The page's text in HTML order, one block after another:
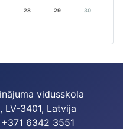
28 29 30
vidusskola
LV-3401, Latvija
6342 3551